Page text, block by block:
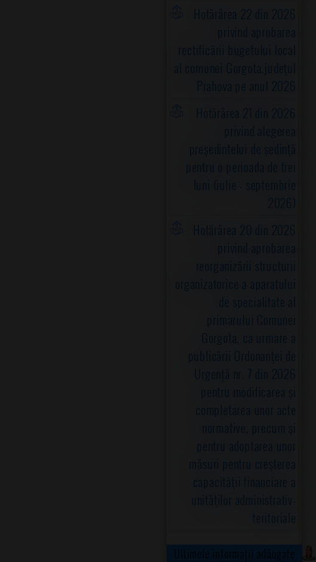
Hotărârea 22 din 2026
privind aprobarea
rectificării bugetului local
al comunei Gorgota,judeţul
Prahova pe anul 2026
Hotărârea 21 din 2026
privind alegerea
preşedintelui de şedinţă
pentru o perioada de trei
luni (iulie - septembrie
2026)
Hotărârea 20 din 2026
privind aprobarea
reorganizării structurii
organizatorice a aparatului
de specialitate al
primarului Comunei
Gorgota, ca urmare a
publicării Ordonanţei de
Urgență nr. 7 din 2026
pentru modificarea şi
completarea unor acte
normative, precum şi
pentru adoptarea unor
măsuri pentru creşterea
capacităţii financiare a
unităţilor administrativ-
teritoriale
Ultimele informații adăugate